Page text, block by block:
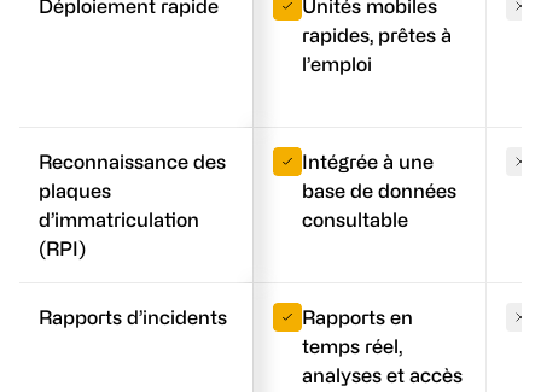
Déploiement rapide
Unités mobiles
rapides, prêtes à
l’emploi
Reconnaissance des
plaques
d’immatriculation
(RPI)
Intégrée à une
base de données
consultable
Rapports d’incidents
Rapports en
temps réel,
analyses et accès